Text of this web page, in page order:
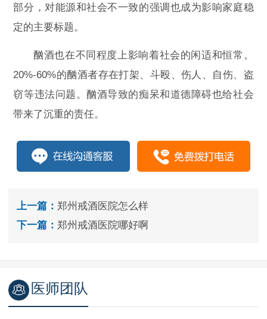
部分，对能源和社会不一致的强调也成为影响家庭稳
定的主要标题。
酗酒也在不同程度上影响着社会的闲适和恒常。
20%-60%的酗酒者存在打架、斗殴、伤人、自伤、盗
窃等违法问题。酗酒导致的痴呆和道德障碍也给社会
带来了沉重的责任。
上一篇： 郑州戒酒医院怎么样
下一篇： 郑州戒酒医院哪好啊
医师团队